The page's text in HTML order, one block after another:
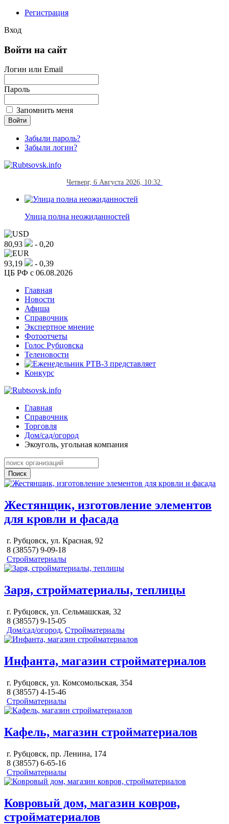
Регистрация
Вход
Войти на сайт
Логин или Email
Пароль
Запомнить меня
Забыли пароль?
Забыли логин?
Четверг, 6 Августа 2026, 10:32
Улица полна неожиданностей
80,93 - 0,20
93,19
- 0,39
ЦБ РФ c 06.08.2026
Главная
Новости
Афиша
Справочник
Экспертное мнение
Фотоотчеты
Голос Рубцовска
Теленовости
Конкурс
Главная
Справочник
Торговля
Дом/сад/огород
Экоуголь, угольная компания
Поиск
Жестянщик, изготовление элементов
для кровли и фасада
г. Рубцовск, ул. Красная, 92
8 (38557) 9-09-18
Стройматериалы
Заря, стройматериалы, теплицы
г. Рубцовск, ул. Сельмашская, 32
8 (38557) 9-15-05
Дом/сад/огород, Стройматериалы
Инфанта, магазин стройматериалов
г. Рубцовск, ул. Комсомольская, 354
8 (38557) 4-15-46
Стройматериалы
Кафель, магазин стройматериалов
г. Рубцовск, пр. Ленина, 174
8 (38557) 6-65-16
Стройматериалы
Ковровый дом, магазин ковров,
стройматериалов